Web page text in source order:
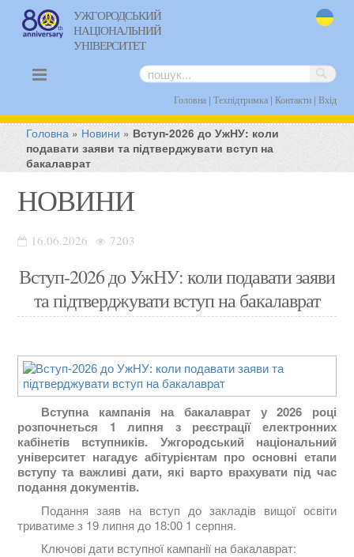
УЖГОРОДСЬКИЙ
НАЦІОНАЛЬНИЙ
УНІВЕРСИТЕТ
Головна| Техпідтримка| Контакти| Вхід
Головна » Новини » Вступ-2026 до УжНУ: коли
подавати заяви та підтверджувати вступ на
бакалаврат
НОВИНИ
16.06.2026 7203
Вступ-2026 до УжНУ: коли подавати заяви
та підтверджувати вступ на бакалаврат
Вступна кампанія на бакалаврат у 2026 році
розпочнеться 1 липня з реєстрації електронних
кабінетів вступників. Ужгородський національний
університет нагадує абітурієнтам про основні етапи
вступу та важливі дати, які варто врахувати під час
подання документів.
Подання заяв на вступ до закладів вищої освіти
триватиме з 19 липня до 18:00 1 серпня.
Ключові дати вступної кампанії на бакалаврат: